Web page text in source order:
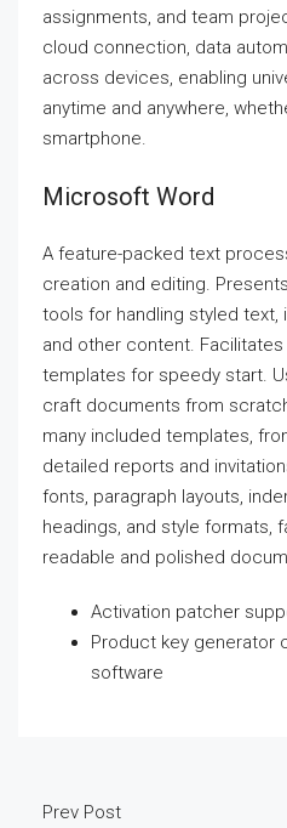
assignments, and team
cloud connection, data
across devices, enabling
anytime and anywhere,
smartphone.
Microsoft Word
A feature-packed text
creation and editing.
tools for handling styled text,
and other content.
templates for speedy start.
craft documents from
many included templates,
detailed reports and
fonts, paragraph layouts,
headings, and style formats,
readable and polished
Activation patcher
Product key generator
software
Prev Post